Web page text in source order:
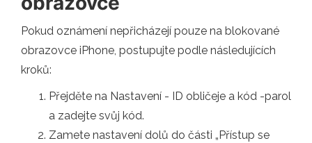
Pokud oznámení nepřicházejí pouze na blokované
obrazovce iPhone, postupujte podle následujících
kroků:
Přejděte na Nastavení - ID obličeje a kód -parol
a zadejte svůj kód.
Zamete nastavení dolů do části „Přístup se